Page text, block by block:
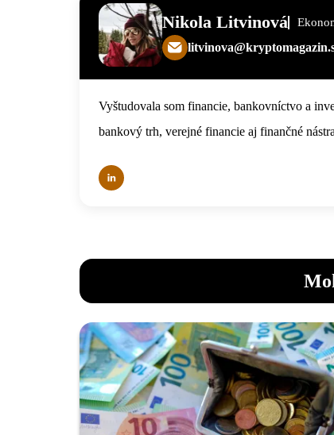
Nikola Litvinová
Vyštudovala som financie, bankovníctvo a
bankový trh, verejné financie aj finančné